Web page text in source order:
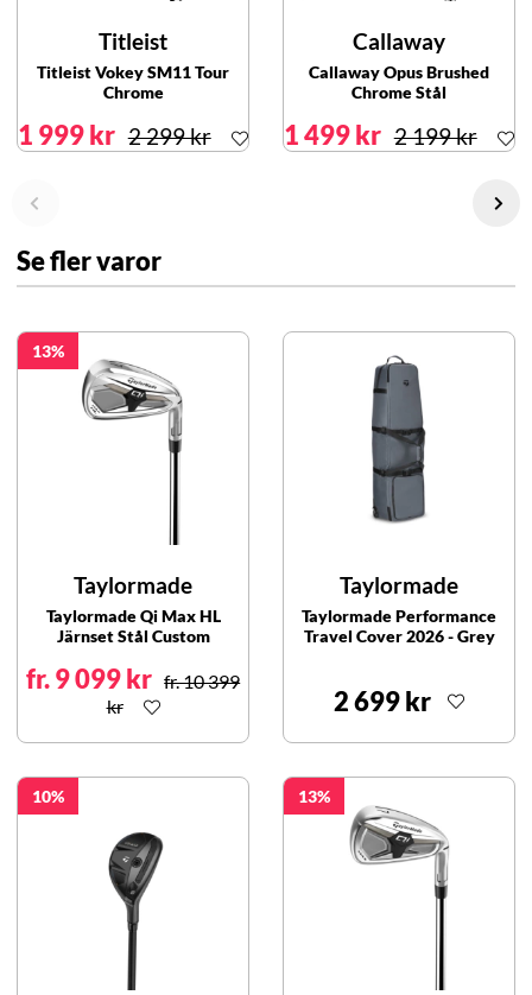
Titleist
Titleist Vokey SM11 Tour
Chrome
1 999 kr 2 299 kr
Callaway
Callaway Opus Brushed
Chrome Stål
1 499 kr 2 199 kr
Se fler varor
13
Taylormade
Taylormade Qi Max HL
Järnset Stål Custom
fr. 9 099 kr fr. 10 399
kr
Taylormade
Taylormade Performance
Travel Cover 2026 - Grey
2 699 kr
10 13